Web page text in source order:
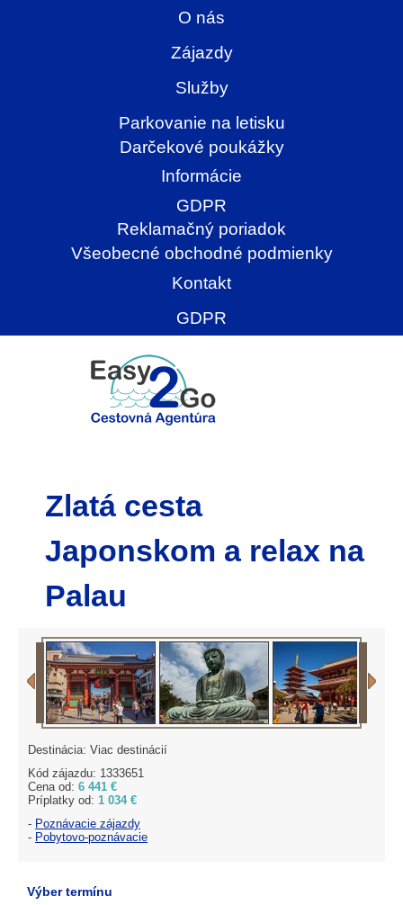
O nás
Zájazdy
Služby
Parkovanie na letisku
Darčekové poukážky
Informácie
GDPR
Reklamačný poriadok
Všeobecné obchodné podmienky
Kontakt
GDPR
Zlatá cesta
Japonskom a relax na
Palau
Destinácia: Viac destinácií
Kód zájazdu: 1333651
Cena od: 6 441 €
Príplatky od: 1 034 €
- Poznávacie zájazdy
- Pobytovo-poznávacie
Výber termínu